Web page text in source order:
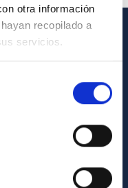
otra información
recopilado a
servicios.